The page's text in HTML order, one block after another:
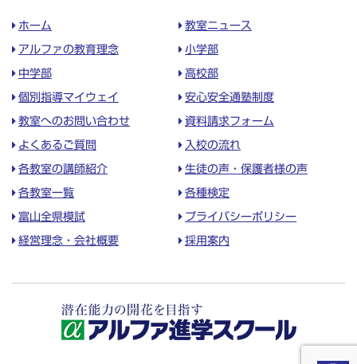
ホーム 教室ニュース
アルファの教育理念 小学部
中学部 高校部
個別指導マイウェイ 安心安全通塾制度
教室へのお問い合わせ 資料請求フォーム
よくあるご質問 入校の流れ
各教室の講師紹介 生徒の声・保護者様の声
各教室一覧 各種検定
富山全県模試 プライバシーポリシー
経営理念・会社概要 採用案内